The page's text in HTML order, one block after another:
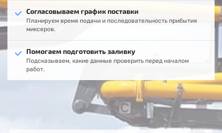
Согласовываем график поставки
Планируем время подачи и последовательность прибытия
миксеров.
Помогаем подготовить заливку
Подсказываем, какие данные проверить перед началом
работ.